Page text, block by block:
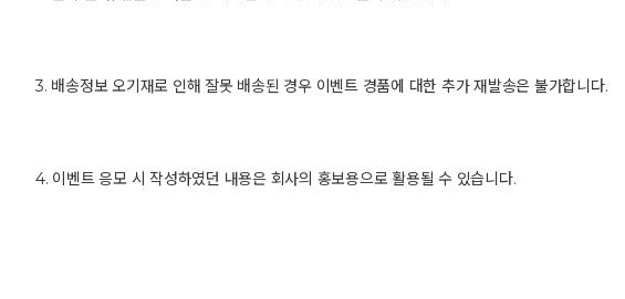
3. 배송정보 오기재로 인해 잘못 배송된 경우 이벤트 경품에 대한 추가 재발송은 불가합니다.
4. 이벤트 응모 시 작성하였던 내용은 회사의 홍보용으로 활용될 수 있습니다.